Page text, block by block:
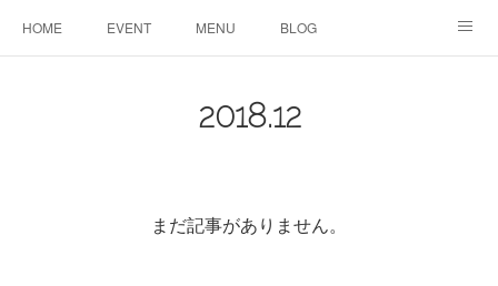
HOME EVENT MENU BLOG
2018.12
まだ記事がありません。